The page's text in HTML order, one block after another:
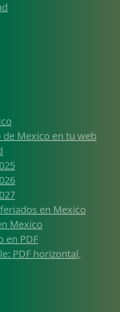
Mexico en tu web
en Mexico
Mexico
en PDF
PDF horizontal,